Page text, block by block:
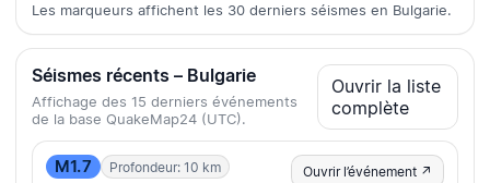
Les marqueurs affichent les 30 derniers séismes en Bulgarie.
Séismes récents – Bulgarie
Affichage des 15 derniers événements
de la base QuakeMap24 (UTC).
Ouvrir la liste
complète
M1.7 Profondeur: 10 km Ouvrir l’événement ↗